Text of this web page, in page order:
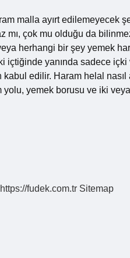
malla ayırt edilemeyecek
mı, çok mu olduğu da
herhangi bir şey yemek
yanında sadece içki
edilir. Haram helal nasıl
yolu, yemek borusu ve iki
https://fudek.com.tr Sitemap